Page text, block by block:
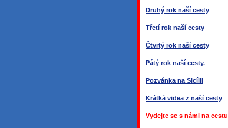
Druhý rok naší cesty
Třetí rok naší cesty
Čtvrtý rok naší cesty
Pátý rok naší cesty.
Pozvánka na Sicílii
Krátká videa z naší cesty
Vydejte se s námi na cestu